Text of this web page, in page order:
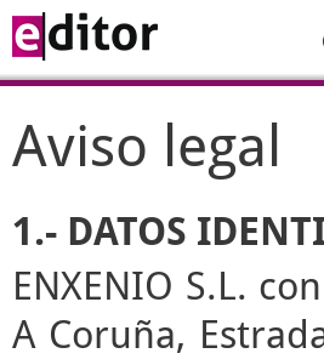
Aviso legal
1.- DATOS
ENXENIO S.L.
A Coruña,